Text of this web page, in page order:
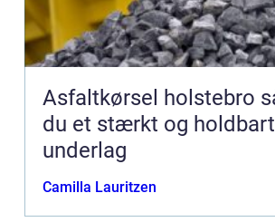
Asfaltkørsel holstebro sådan får
du et stærkt og holdbart
underlag
Camilla Lauritzen